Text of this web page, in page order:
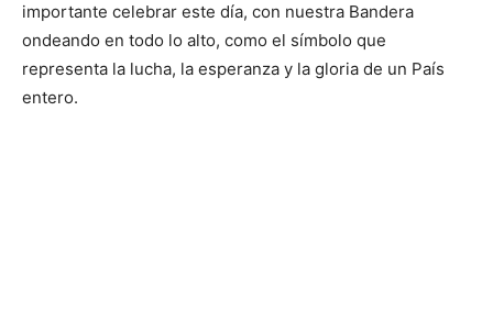
importante celebrar este día, con nuestra Bandera
ondeando en todo lo alto, como el símbolo que
representa la lucha, la esperanza y la gloria de un País
entero.